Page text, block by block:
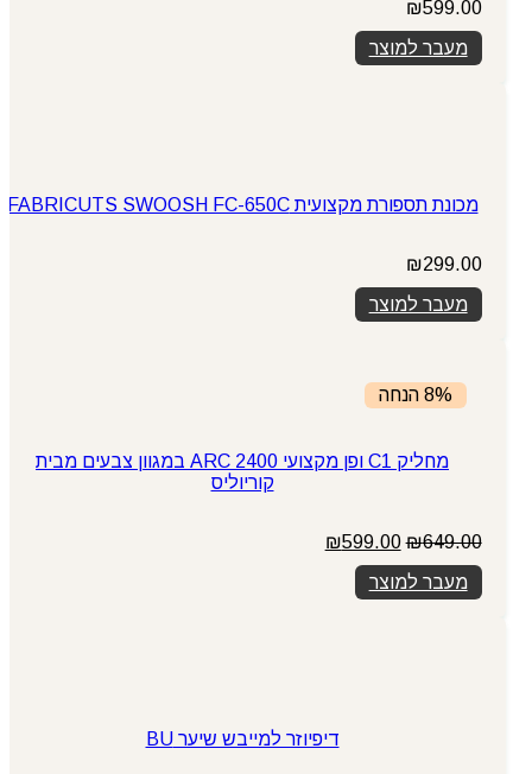
₪599.00
מעבר למוצר
מכונת תספורת מקצועית FABRICUTS SWOOSH FC-650C
₪299.00
מעבר למוצר
8% הנחה
מחליק C1 ופן מקצועי ARC 2400 במגוון צבעים מבית
קוריוליס
₪649.00
המחיר
המקורי
היה:
₪649.00.
₪599.00
מעבר למוצר
דיפיוזר למייבש שיער BU